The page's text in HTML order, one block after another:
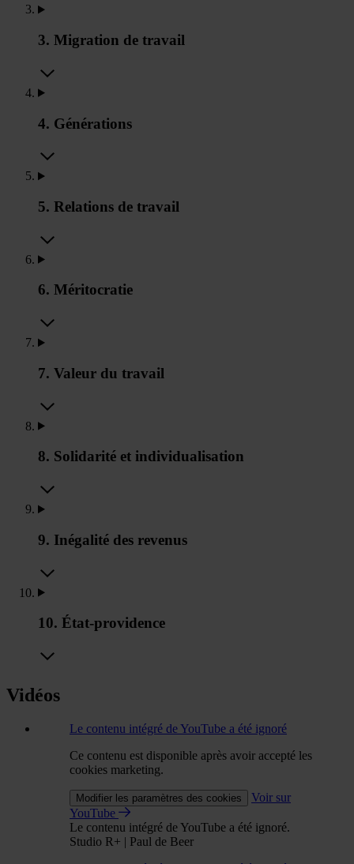
3. Migration de travail
4. Générations
5. Relations de travail
6. Méritocratie
7. Valeur du travail
8. Solidarité et individualisation
9. Inégalité des revenus
10. État-providence
Vidéos
Le contenu intégré de YouTube a été ignoré
Ce contenu est disponible après avoir accepté les
cookies marketing.
Modifier les paramètres des cookies
Voir sur
YouTube
Le contenu intégré de YouTube a été ignoré.
Studio R+ | Paul de Beer